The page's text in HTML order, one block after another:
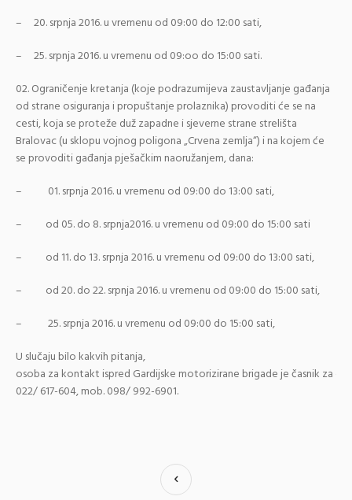
– 20. srpnja 2016. u vremenu od 09:00 do 12:00 sati,
– 25. srpnja 2016. u vremenu od 09:oo do 15:00 sati.
Ograničenje kretanja (koje podrazumijeva zaustavljanje gađanja
od strane osiguranja i propuštanje prolaznika) provoditi će se na
cesti, koja se proteže duž zapadne i sjeverne strane strelišta
Bralovac (u sklopu vojnog poligona „Crvena zemlja“) i na kojem će
se provoditi gađanja pješačkim naoružanjem, dana:
– 01. srpnja 2016. u vremenu od 09:00 do 13:00 sati,
– od 05. do 8. srpnja2016. u vremenu od 09:00 do 15:00 sati
– od 11. do 13. srpnja 2016. u vremenu od 09:00 do 13:00 sati,
– od 20. do 22. srpnja 2016. u vremenu od 09:00 do 15:00 sati,
– 25. srpnja 2016. u vremenu od 09:00 do 15:00 sati,
U slučaju bilo kakvih pitanja,
osoba za kontakt ispred Gardijske motorizirane brigade je časnik za
022/ 617-604, mob. 098/ 992-6901.